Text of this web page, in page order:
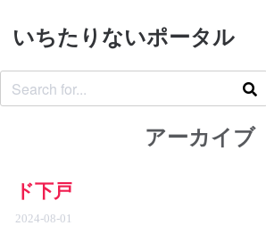
いちたりないポータル
アーカイブ
ド下戸
2024-08-01